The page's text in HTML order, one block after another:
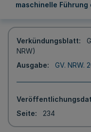
maschinelle Führung
Verkündungsblatt
NRW)
Ausgabe
GV. NRW.
Seite
234